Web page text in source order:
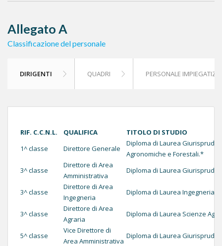
Allegato A
Classificazione del personale
DIRIGENTI QUADRI PERSONALE IMPIEGATIZIO
RIF. C.C.N.L. QUALIFICA
TITOLO DI STUDIO
1^ classe
Direttore Generale
Diploma di Laurea
Agronomiche e Forestali.*
3^ classe
Direttore di Area
Amministrativa
Diploma di Laurea
3^ classe
Direttore di Area
Ingegneria
Diploma di Laurea Ingegneria
3^ classe
Direttore di Area
Agraria
Diploma di Laurea Scienze
5^ classe
Vice Direttore di
Area Amministrativa
Diploma di Laurea